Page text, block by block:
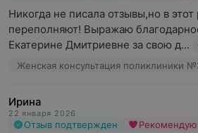
Никогда не писала отзывы,но в
переполняют! Выражаю
Екатерине Дмитриевне за свою д...
Женская консультация поликлиники
Ирина
22 января 2026
Отзыв подтвержден Рекомендую